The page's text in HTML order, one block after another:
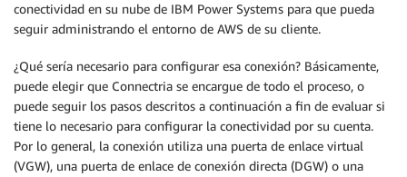
conectividad en su nube de IBM Power Systems para que pueda
seguir administrando el entorno de AWS de su cliente.
¿Qué sería necesario para configurar esa conexión? Básicamente,
puede elegir que Connectria se encargue de todo el proceso, o
puede seguir los pasos descritos a continuación a fin de evaluar si
tiene lo necesario para configurar la conectividad por su cuenta.
Por lo general, la conexión utiliza una puerta de enlace virtual
(VGW), una puerta de enlace de conexión directa (DGW) o una